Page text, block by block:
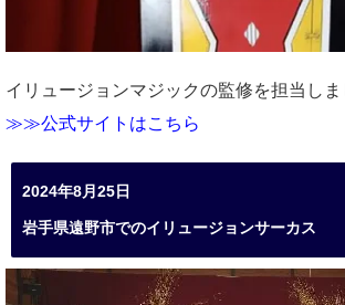
イリュージョンマジックの監修を担当しま
≫≫公式サイトはこちら
2024年8月25日
岩手県遠野市でのイリュージョンサーカス